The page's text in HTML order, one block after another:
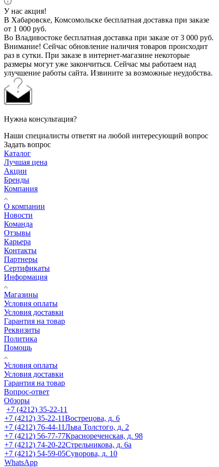
У нас акция!
В Хабаровске, Комсомольске бесплатная доставка при заказе
от 1 000 руб.
Во Владивостоке бесплатная доставка при заказе от 3 000 руб.
Внимание! Сейчас обновление наличия товаров происходит
раз в сутки. При заказе в интернет-магазине некоторые
размеры могут уже закончиться. Сейчас мы работаем над
улучшение работы сайта. Извините за возможные неудобства.
Нужна консультация?
Наши специалисты ответят на любой интересующий вопрос
Задать вопрос
Каталог
Лучшая цена
Акции
Бренды
Компания
О компании
Новости
Команда
Отзывы
Карьера
Контакты
Партнеры
Сертификаты
Информация
Магазины
Условия оплаты
Условия доставки
Гарантия на товар
Реквизиты
Политика
Помощь
Условия оплаты
Условия доставки
Гарантия на товар
Вопрос-ответ
Обзоры
+7 (4212) 35-22-11
+7 (4212) 35-22-11Вострецова, д. 6
+7 (4212) 76-44-11Льва Толстого, д. 2
+7 (4212) 56-77-77Краснореченская, д. 98
+7 (4212) 74-20-22Стрельникова, д. 6а
+7 (4212) 54-59-05Суворова, д. 10
WhatsApp